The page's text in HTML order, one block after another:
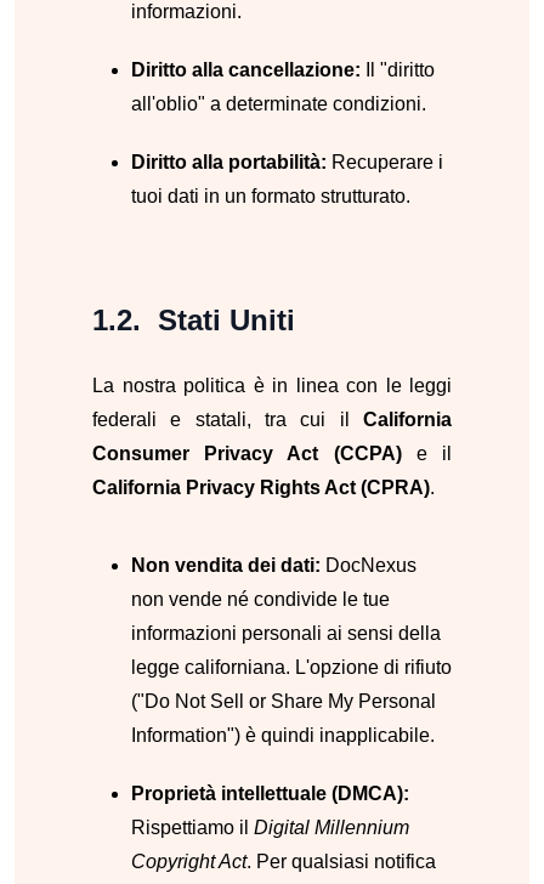
informazioni.
Diritto alla cancellazione: Il "diritto
all'oblio" a determinate condizioni.
Diritto alla portabilità: Recuperare i
tuoi dati in un formato strutturato.
Stati Uniti
La nostra politica è in linea con le leggi
federali e statali, tra cui il California
Consumer Privacy Act (CCPA)e il
California Privacy Rights Act (CPRA).
Non vendita dei dati: DocNexus
non vende né condivide le tue
informazioni personali ai sensi della
legge californiana. L'opzione di rifiuto
("Do Not Sell or Share My Personal
Information") è quindi inapplicabile.
Proprietà intellettuale (DMCA):
Rispettiamo il Digital Millennium
Copyright Act. Per qualsiasi notifica